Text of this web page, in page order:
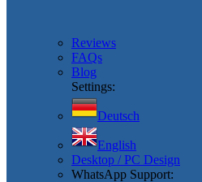
Reviews
FAQs
Blog
Settings:
Deutsch
English
Desktop / PC Design
WhatsApp Support: